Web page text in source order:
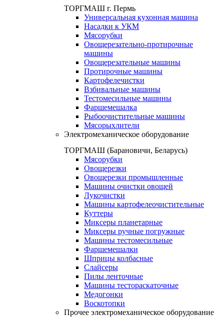
ТОРГМАШ г. Пермь
Универсальная кухонная машина
Насадки к УКМ
Мясорубки
Овощерезательно-протирочные
машины
Овощерезательные машины
Протирочные машины
Картофелечистки
Взбивальные машины
Тестомесильные машины
Фаршемешалка
Рыбоочистительные машины
Мясорыхлители
Электромеханическое оборудование
ТОРГМАШ (Барановичи, Беларусь)
Мясорубки
Овощерезки
Овощерезки промышленные
Машины очистки овощей
Лукочистки
Машины картофелеочистительные
Куттеры
Миксеры планетарные
Миксеры ручные погружные
Машины тестомесильные
Фаршемешалки
Шприцы колбасные
Слайсеры
Пилы ленточные
Машины тестораскаточные
Медогонки
Воскотопки
Прочее электромеханическое оборудование